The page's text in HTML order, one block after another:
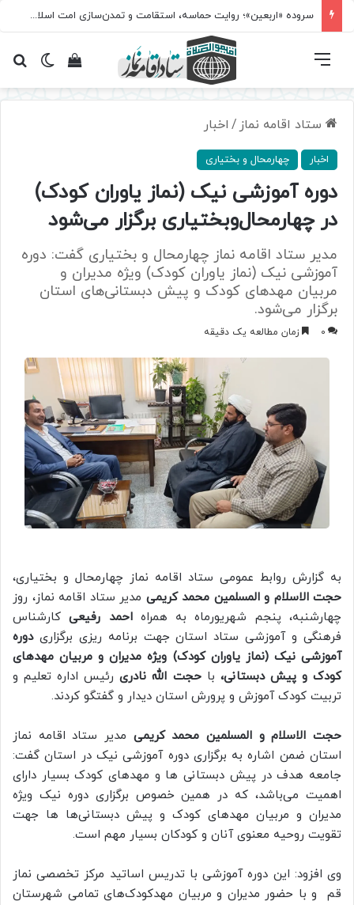
سروده‌ «اربعین»؛ روایت حماسه، استقامت و تمدن‌سازی امت اسلامی
تغییرمشاهده فهرست
ستاد اقامه نماز / اخبار
اخبار چهارمحال و بختیاری
دوره آموزشی نیک (نماز یاوران کودک)
در چهارمحال‎‌‌وبختیاری برگزار می‌شود
مدیر ستاد اقامه نماز چهارمحال و بختیاری گفت: دوره
آموزشی نیک (نماز یاوران کودک) ویژه مدیران و
مربیان مهدهای کودک و پیش دبستانی‌های استان
برگزار ‌می‌شود.
0 زمان مطالعه یک دقیقه
به گزارش روابط عمومی ستاد اقامه نماز چهارمحال و بختیاری،
حجت الاسلام و المسلمین محمد کریمی مدیر ستاد اقامه نماز، روز
چهارشنبه، پنجم شهریورماه به همراه احمد رفیعیکارشناس
فرهنگی و آموزشی ستاد استان جهت برنامه ریزی برگزاریدوره
آموزشی نیک (نماز یاوران کودک) ویژه مدیران و مربیان مهدهای
کودک و پیش دبستانی، باحجت الله نادریرئیس اداره تعلیم و
تربیت کودک آموزش و پرورش استان دیدار و گفتگو کردند.
حجت الاسلام و المسلمین محمد کریمی مدیر ستاد اقامه نماز
استان ضمن اشاره به برگزاری دوره آموزشی نیک در استان گفت:
جامعه هدف در پیش دبستانی ها و مهدهای کودک بسیار دارای
اهمیت می‌باشد، که در همین خصوص برگزاری دوره نیک ویژه
مدیران و مربیان مهدهای کودک و پیش دبستانی‌ها ها جهت
تقویت روحیه معنوی آنان و کودکان بسیار مهم است.
وی افزود: این دوره آموزشی با تدریس اساتید مرکز تخصصی نماز
قم و با حضور مدیران و مربیان مهدکودک‌های تمامی شهرستان